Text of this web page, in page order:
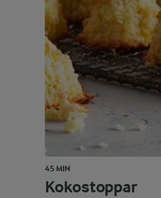
45 MIN
Kokostoppar